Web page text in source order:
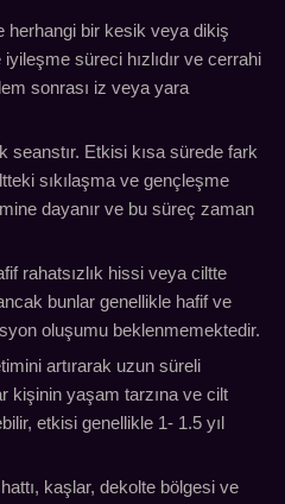
herhangi bir kesik veya dikiş
süreci hızlıdır ve cerrahi
sonrası iz veya yara
seanstır. Etkisi kısa sürede fark
sıkılaşma ve gençleşme
dayanır ve bu süreç zaman
rahatsızlık hissi veya ciltte
bunlar genellikle hafif ve
oluşumu beklenmemektedir.
artırarak uzun süreli
kişinin yaşam tarzına ve cilt
etkisi genellikle 1- 1.5 yıl
kaşlar, dekolte bölgesi ve